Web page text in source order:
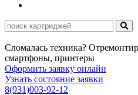
Сломалась техника?
смартфоны, принтеры
Оформить заявку онлайн
Узнать состояние заявки
8(931)003-92-12